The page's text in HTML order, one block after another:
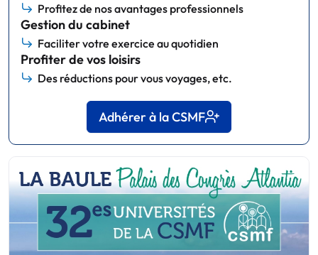
Profitez de nos avantages professionnels
Gestion du cabinet
Faciliter votre exercice au quotidien
Profiter de vos loisirs
Des réductions pour vous voyages, etc.
Adhérer à la CSMF